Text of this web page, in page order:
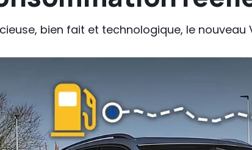
bien fait et technologique, le